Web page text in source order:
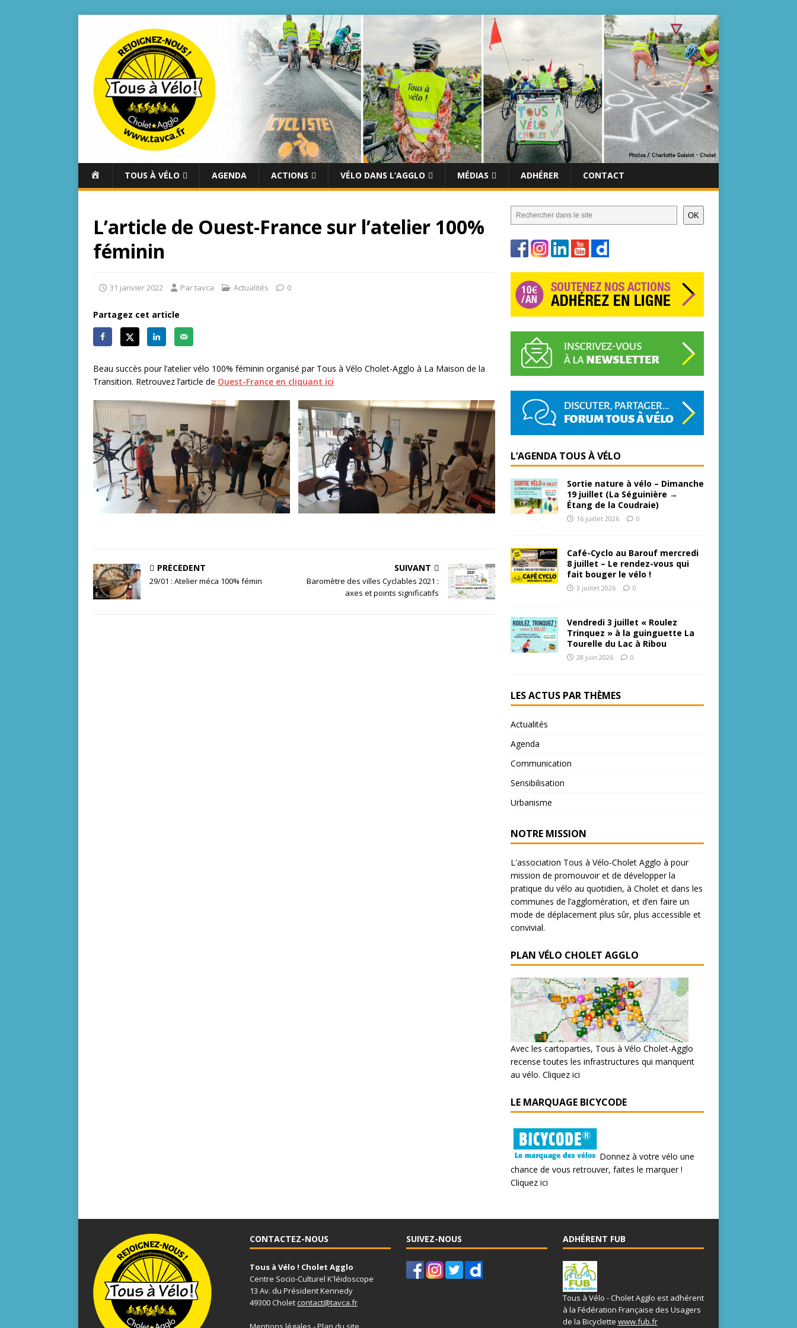
C
E
L
TOUS À VÉLO AGENDA ACTIONS VÉLO DANS L’AGGLO MÉDIAS ADHÉRER CONTACT
L’article de Ouest-France sur l’atelier 100%
féminin
31 janvier 2022 Par tavca Actualités 0
Partagez cet article
Beau succès pour l’atelier vélo 100% féminin organisé par Tous à Vélo Cholet-Agglo à La Maison de la
Transition. Retrouvez l’article de Ouest-France en cliquant ici
PRÉCÉDENT
29/01 : Atelier méca 100% fémin
SUIVANT
Baromètre des villes Cyclables 2021 :
axes et points significatifs
OK
L’AGENDA TOUS À VÉLO
Sortie nature à vélo – Dimanche
19 juillet (La Séguinière →
Étang de la Coudraie)
16 juillet 2026 0
Café-Cyclo au Barouf mercredi
8 juillet – Le rendez-vous qui
fait bouger le vélo !
3 juillet 2026 0
Vendredi 3 juillet « Roulez
Trinquez » à la guinguette La
Tourelle du Lac à Ribou
28 juin 2026 0
LES ACTUS PAR THÈMES
Actualités
Agenda
Communication
Sensibilisation
Urbanisme
NOTRE MISSION
L'association Tous à Vélo-Cholet Agglo à pour
mission de promouvoir et de développer la
pratique du vélo au quotidien, à Cholet et dans les
communes de l’agglomération, et d’en faire un
mode de déplacement plus sûr, plus accessible et
convivial.
PLAN VÉLO CHOLET AGGLO
Avec les cartoparties, Tous à Vélo Cholet-Agglo
recense toutes les infrastructures qui manquent
au vélo. Cliquez ici
LE MARQUAGE BICYCODE
Donnez à votre vélo une
chance de vous retrouver, faites le marquer !
Cliquez ici
CONTACTEZ-NOUS
Tous à Vélo ! Cholet Agglo
Centre Socio-Culturel K'léidoscope
13 Av. du Président Kennedy
49300 Choletcontact@tavca.fr
SUIVEZ-NOUS ADHÉRENT FUB
Tous à Vélo - Cholet Agglo est adhérent
à la Fédération Française des Usagers
de la Bicyclette www.fub.fr